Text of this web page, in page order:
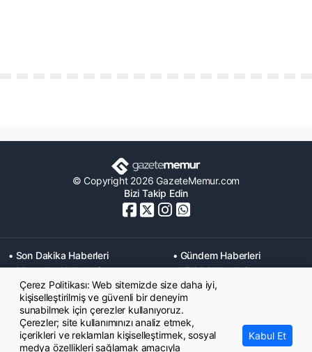
© Copyright 2026 GazeteMemur.com
Bizi Takip Edin
• Son Dakika Haberleri
• Gündem Haberleri
• Memurlar Haberleri
• KPSS Haberleri
• Ekonomi Haberleri
• Eğitim Haberleri
• Yaşam Haberleri
• Maaş Verileri Haberleri
• Mahkeme Kararları
Haberleri
Çerez Politikası: Web sitemizde size daha iyi,
kişiselleştirilmiş ve güvenli bir deneyim
sunabilmek için çerezler kullanıyoruz.
Çerezler; site kullanımınızı analiz etmek,
içerikleri ve reklamları kişiselleştirmek, sosyal
medya özellikleri sağlamak amacıyla
Kabul Et